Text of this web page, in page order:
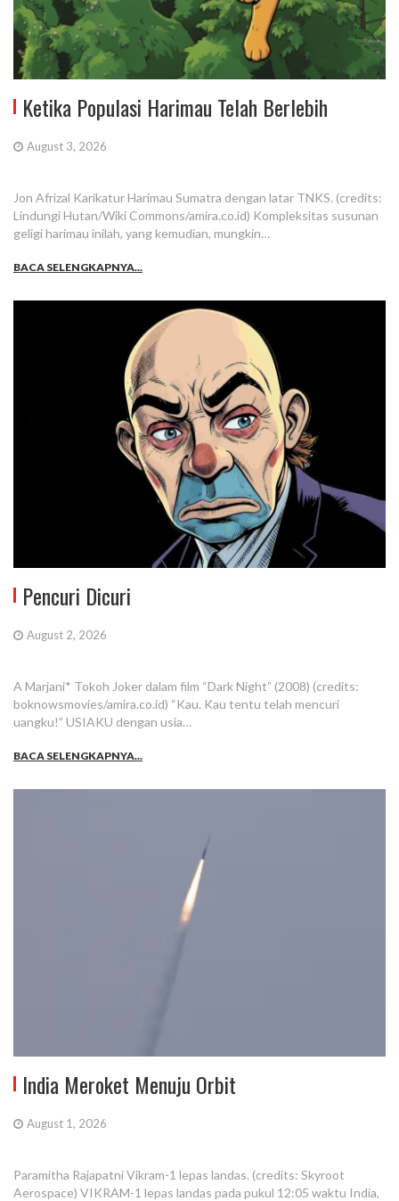
Ketika Populasi Harimau Telah Berlebih
August 3, 2026
Jon Afrizal Karikatur Harimau Sumatra dengan latar TNKS. (credits:
Lindungi Hutan/Wiki Commons/amira.co.id) Kompleksitas susunan
geligi harimau inilah, yang kemudian, mungkin…
BACA SELENGKAPNYA...
Pencuri Dicuri
August 2, 2026
A Marjani* Tokoh Joker dalam film “Dark Night” (2008) (credits:
boknowsmovies/amira.co.id) “Kau. Kau tentu telah mencuri
uangku!” USIAKU dengan usia…
BACA SELENGKAPNYA...
India Meroket Menuju Orbit
August 1, 2026
Paramitha Rajapatni Vikram-1 lepas landas. (credits: Skyroot
Aerospace) VIKRAM-1 lepas landas pada pukul 12:05 waktu India,